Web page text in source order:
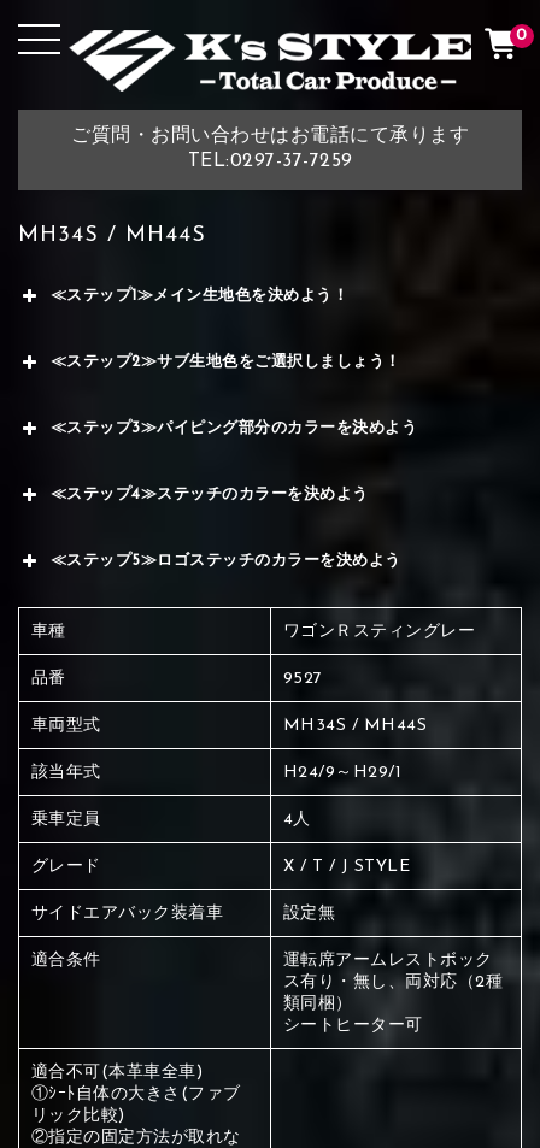
ご質問・お問い合わせはお電話にて承ります
TEL:0297-37-7259
0
MH34S / MH44S
≪ステップ1≫メイン生地色を決めよう！
赤く塗られている場所を選択
ください
≪ステップ2≫サブ生地色をご選択しましょう！
赤く塗られている部分にカラ
≪ステップ3≫パイピング部分のカラーを決めよう
≪ステップ4≫ステッチのカラーを決めよう
≪ステップ5≫ロゴステッチのカラーを決めよう
車種 ワゴンＲスティングレー
品番 9527
車両型式 MH34S / MH44S
該当年式 H24/9～H29/1
乗車定員 4人
グレード X / T / J STYLE
サイドエアバック装着車 設定無
適合条件
運転席アームレストボック
ス有り・無し、両対応（2種
類同梱）
シートヒーター可
適合不可(本革車全車)
①ｼｰﾄ自体の大きさ(ファブ
リック比較)
②指定の固定方法が取れな